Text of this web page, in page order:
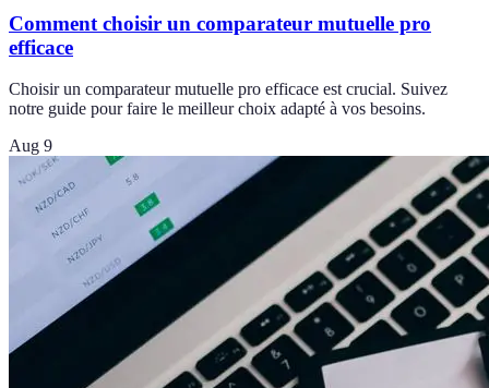
Comment choisir un comparateur mutuelle pro
efficace
Choisir un comparateur mutuelle pro efficace est crucial. Suivez
notre guide pour faire le meilleur choix adapté à vos besoins.
Aug 9